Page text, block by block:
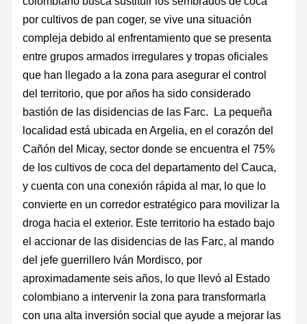
por cultivos de pan coger, se vive una situación
compleja debido al enfrentamiento que se presenta
entre grupos armados irregulares y tropas oficiales
que han llegado a la zona para asegurar el control
del territorio, que por años ha sido considerado
bastión de las disidencias de las Farc. La pequeña
localidad está ubicada en Argelia, en el corazón del
Cañón del Micay, sector donde se encuentra el 75%
de los cultivos de coca del departamento del Cauca,
y cuenta con una conexión rápida al mar, lo que lo
convierte en un corredor estratégico para movilizar la
droga hacia el exterior. Este territorio ha estado bajo
el accionar de las disidencias de las Farc, al mando
del jefe guerrillero Iván Mordisco, por
aproximadamente seis años, lo que llevó al Estado
colombiano a intervenir la zona para transformarla
con una alta inversión social que ayude a mejorar las